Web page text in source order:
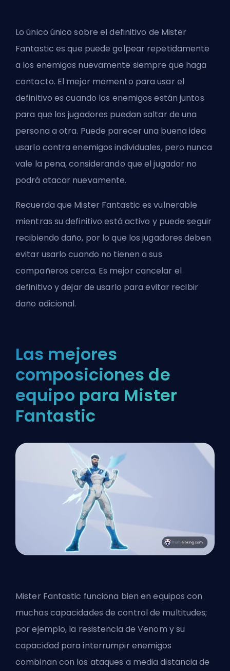
Lo único único sobreel definitivo de Mister
Fantastic es que puede golpear repetidamente
a los enemigos nuevamente siempre que haga
contacto. El mejor momento para usar el
definitivo es cuando los enemigos están juntos
para que los jugadores puedan saltar de una
persona a otra. Puede parecer una buena idea
usarlo contra enemigos individuales, pero nunca
vale la pena, considerando que el jugador no
podrá atacar nuevamente.
Recuerda que Mister Fantastic es vulnerable
mientras su definitivo está activo y puede seguir
recibiendo daño, por lo que los jugadores deben
evitar usarlo cuando no tienen a sus
compañeros cerca. Es mejor cancelar el
definitivo y dejar de usarlo para evitar recibir
daño adicional.
Las mejores
composiciones de
equipo para Mister
Fantastic
Mister Fantastic funciona bien en equipos con
muchas capacidades de control de multitudes;
por ejemplo, la resistencia de Venom y su
capacidad para interrumpir enemigos
combinan con los ataques a media distancia de